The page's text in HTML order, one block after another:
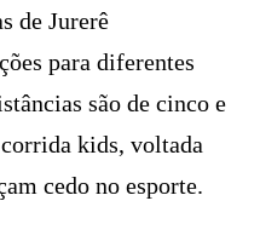
de Jurerê
para diferentes
são de cinco e
kids, voltada
cedo no esporte.